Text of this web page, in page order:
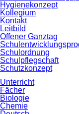
Hygienekonzept
Kollegium
Kontakt
Leitbild
Offener Ganztag
Schulordnung
Schulpflegschaft
Schutzkonzept
Unterricht
Fächer
Biologie
Chemie